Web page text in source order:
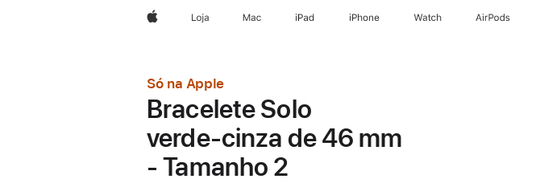
AppleLoja Mac iPad iPhone Watch AirPods
Só na Apple
Bracelete Solo
verde‑cinza de 46 mm
- Tamanho 2